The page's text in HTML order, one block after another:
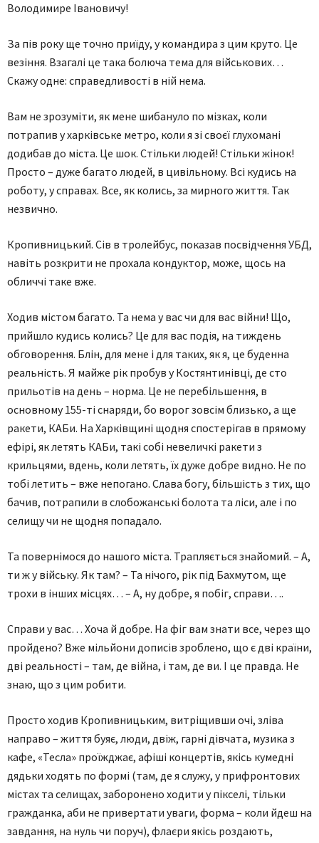
Володимире Івановичу!
За пів року ще точно приїду, у командира з цим круто. Це
везіння. Взагалі це така болюча тема для військових…
Скажу одне: справедливості в ній нема.
Вам не зрозуміти, як мене шибануло по мізках, коли
потрапив у харківське метро, коли я зі своєї глухомані
додибав до міста. Це шок. Стільки людей! Стільки жінок!
Просто – дуже багато людей, в цивільному. Всі кудись на
роботу, у справах. Все, як колись, за мирного життя. Так
незвично.
Кропивницький. Сів в тролейбус, показав посвідчення УБД,
навіть розкрити не прохала кондуктор, може, щось на
обличчі таке вже.
Ходив містом багато. Та нема у вас чи для вас війни! Що,
прийшло кудись колись? Це для вас подія, на тиждень
обговорення. Блін, для мене і для таких, як я, це буденна
реальність. Я майже рік пробув у Костянтинівці, де сто
прильотів на день – норма. Це не перебільшення, в
основному 155-ті снаряди, бо ворог зовсім близько, а ще
ракети, КАБи. На Харківщині щодня спостерігав в прямому
ефірі, як летять КАБи, такі собі невеличкі ракети з
крильцями, вдень, коли летять, їх дуже добре видно. Не по
тобі летить – вже непогано. Слава богу, більшість з тих, що
бачив, потрапили в слобожанські болота та ліси, але і по
селищу чи не щодня попадало.
Та повернімося до нашого міста. Трапляється знайомий. – А,
ти ж у війську. Як там? – Та нічого, рік під Бахмутом, ще
трохи в інших місцях… – А, ну добре, я побіг, справи….
Справи у вас… Хоча й добре. На фіг вам знати все, через що
пройдено? Вже мільйони дописів зроблено, що є дві країни,
дві реальності – там, де війна, і там, де ви. І це правда. Не
знаю, що з цим робити.
Просто ходив Кропивницьким, витріщивши очі, зліва
направо – життя буяє, люди, двіж, гарні дівчата, музика з
кафе, «Тесла» проїжджає, афіші концертів, якісь кумедні
дядьки ходять по формі (там, де я служу, у прифронтових
містах та селищах, заборонено ходити у пікселі, тільки
гражданка, аби не привертати уваги, форма – коли йдеш на
завдання, на нуль чи поруч), флаєри якісь роздають,